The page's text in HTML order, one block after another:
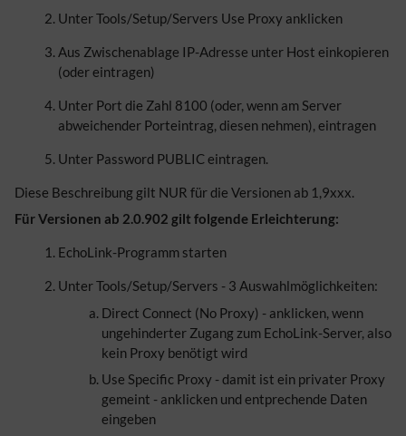
Unter Tools/Setup/Servers Use Proxy anklicken
Aus Zwischenablage IP-Adresse unter Host einkopieren
(oder eintragen)
Unter Port die Zahl 8100 (oder, wenn am Server
abweichender Porteintrag, diesen nehmen), eintragen
Unter Password PUBLIC eintragen.
Diese Beschreibung gilt NUR für die Versionen ab 1,9xxx.
Für Versionen ab 2.0.902 gilt folgende Erleichterung:
EchoLink-Programm starten
Unter Tools/Setup/Servers - 3 Auswahlmöglichkeiten:
Direct Connect (No Proxy) - anklicken, wenn
ungehinderter Zugang zum EchoLink-Server, also
kein Proxy benötigt wird
Use Specific Proxy - damit ist ein privater Proxy
gemeint - anklicken und entprechende Daten
eingeben